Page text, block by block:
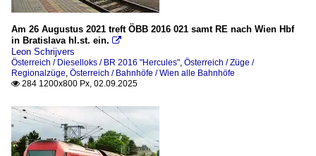
Am 26 Augustus 2021 treft ÖBB 2016 021 samt RE nach Wien Hbf
in Bratislava hl.st. ein. 
Leon Schrijvers
Österreich / Dieselloks / BR 2016 "Hercules", Österreich / Züge /
Regionalzüge, Österreich / Bahnhöfe / Wien alle Bahnhöfe
 284 1200x800 Px, 02.09.2025